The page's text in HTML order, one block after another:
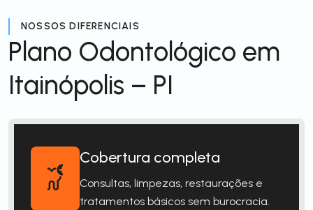
NOSSOS DIFERENCIAIS
Plano Odontológico em
Itainópolis – PI
Cobertura completa
Consultas, limpezas, restaurações e
tratamentos básicos sem burocracia.